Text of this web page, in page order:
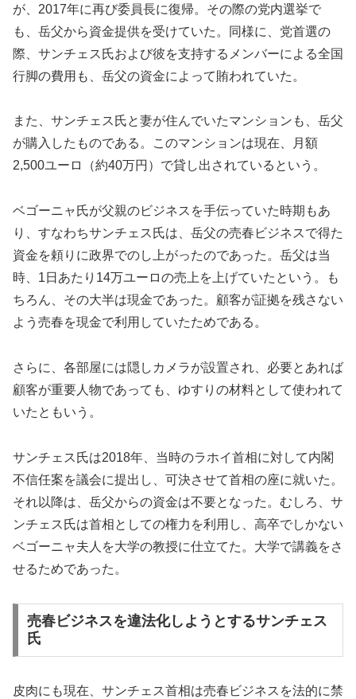
が、2017年に再び委員長に復帰。その際の党内選挙で
も、岳父から資金提供を受けていた。同様に、党首選の
際、サンチェス氏および彼を支持するメンバーによる全国
行脚の費用も、岳父の資金によって賄われていた。
また、サンチェス氏と妻が住んでいたマンションも、岳父
が購入したものである。このマンションは現在、月額
2,500ユーロ（約40万円）で貸し出されているという。
ベゴーニャ氏が父親のビジネスを手伝っていた時期もあ
り、すなわちサンチェス氏は、岳父の売春ビジネスで得た
資金を頼りに政界でのし上がったのであった。岳父は当
時、1日あたり14万ユーロの売上を上げていたという。も
ちろん、その大半は現金であった。顧客が証拠を残さない
よう売春を現金で利用していたためである。
さらに、各部屋には隠しカメラが設置され、必要とあれば
顧客が重要人物であっても、ゆすりの材料として使われて
いたともいう。
サンチェス氏は2018年、当時のラホイ首相に対して内閣
不信任案を議会に提出し、可決させて首相の座に就いた。
それ以降は、岳父からの資金は不要となった。むしろ、サ
ンチェス氏は首相としての権力を利用し、高卒でしかない
ベゴーニャ夫人を大学の教授に仕立てた。大学で講義をさ
せるためであった。
売春ビジネスを違法化しようとするサンチェス
氏
皮肉にも現在、サンチェス首相は売春ビジネスを法的に禁